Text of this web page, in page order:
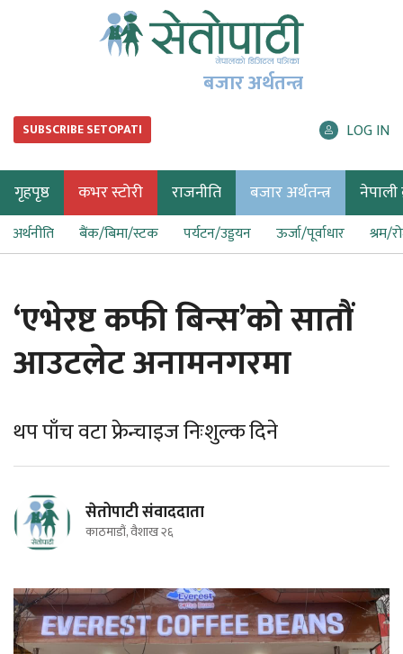
बजार अर्थतन्त्र
SUBSCRIBE SETOPATI LOG IN
गृहपृष्ठ कभर स्टोरी राजनीति बजार अर्थतन्त्र नेपाली
अर्थनीति बैंक/बिमा/स्टक पर्यटन/उड्डयन ऊर्जा/पूर्वाधार श्रम/
‘एभेरष्ट कफी बिन्स’को सातौं
आउटलेट अनामनगरमा
थप पाँच वटा फ्रेन्चाइज निःशुल्क दिने
सेतोपाटी संवाददाता
काठमाडौं, वैशाख २६